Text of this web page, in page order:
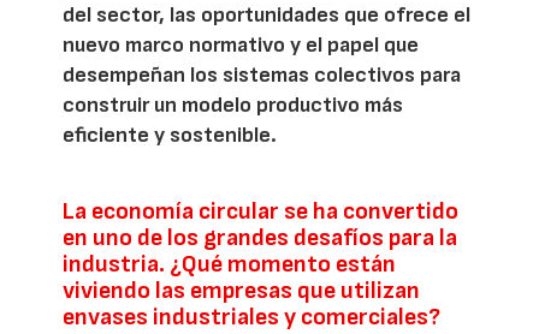
del sector, las oportunidades que ofrece el
nuevo marco normativo y el papel que
desempeñan los sistemas colectivos para
construir un modelo productivo más
eficiente y sostenible.
La economía circular se ha convertido
en uno de los grandes desafíos para la
industria. ¿Qué momento están
viviendo las empresas que utilizan
envases industriales y comerciales?